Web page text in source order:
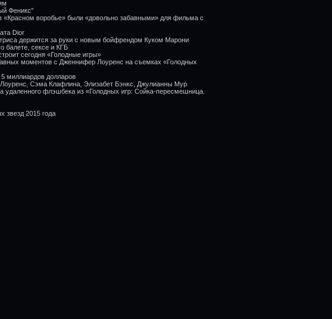
Феникс"
«Красном воробье» были «довольно забавными» для фильма с
Dior
держится за руки с новым бойфрендом Куком Марони
балете, сексе и КГБ
сегодня «Голодные игры»
моментов с Дженнифер Лоуренс на съемках «Голодных
миллиардов долларов
Сэма Клафлина, Элизабет Бэнкс, Джулианны Мур
удаленного флэшбека из «Голодных игр: Сойка-пересмешница.
звезд 2015 года